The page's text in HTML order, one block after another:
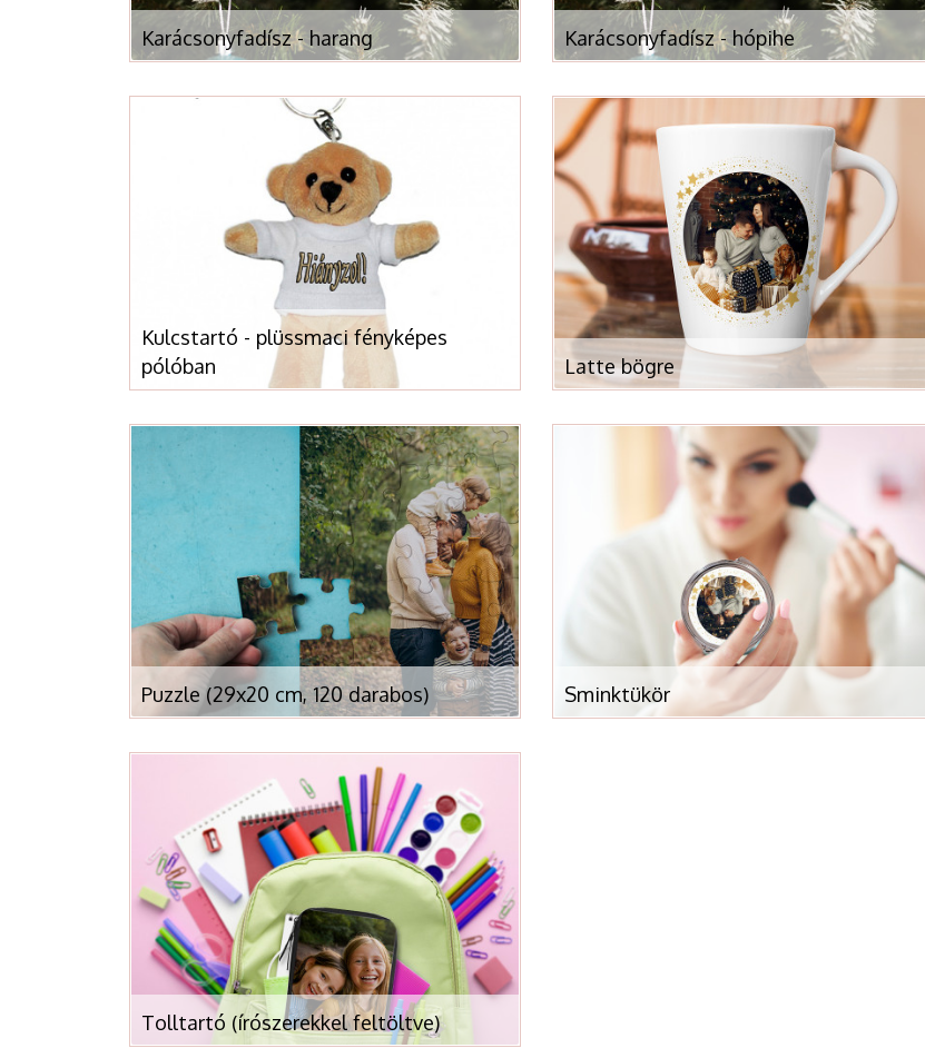
Karácsonyfadísz - harang Karácsonyfadísz - hópihe
Kulcstartó - plüssmaci fényképes
pólóban
Latte bögre
Puzzle (29x20 cm, 120 darabos) Sminktükör
Tolltartó (írószerekkel feltöltve)